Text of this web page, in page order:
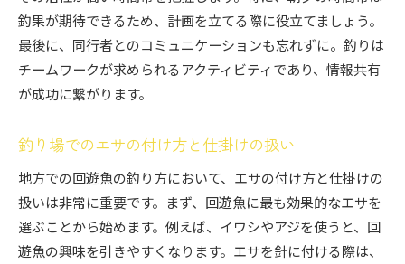
釣果が期待できるため、計画を立てる際に役立てましょう。
最後に、同行者とのコミュニケーションも忘れずに。釣りは
チームワークが求められるアクティビティであり、情報共有
が成功に繋がります。
釣り場でのエサの付け方と仕掛けの扱い
地方での回遊魚の釣り方において、エサの付け方と仕掛けの
扱いは非常に重要です。まず、回遊魚に最も効果的なエサを
選ぶことから始めます。例えば、イワシやアジを使うと、回
遊魚の興味を引きやすくなります。エサを針に付ける際は、